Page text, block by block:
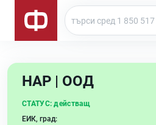
НАР | ООД
СТАТУС: действащ
ЕИК, град: